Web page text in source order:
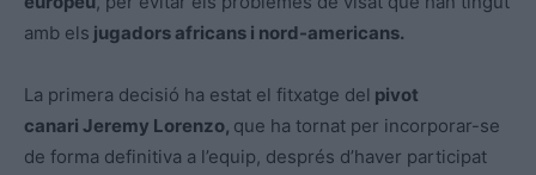
amb els jugadors africans i nord-americans.
La primera decisió ha estat el fitxatge del pivot
canari Jeremy Lorenzo, que ha tornat per incorporar-se
de forma definitiva a l’equip, després d’haver participat